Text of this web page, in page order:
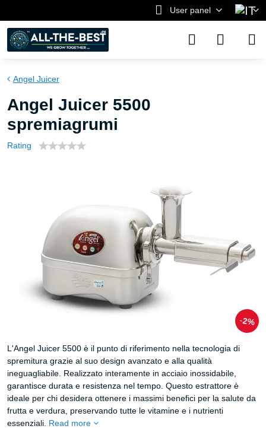
User panel
2%
Angel Juicer
Angel Juicer 5500
spremiagrumi
Rating
L'Angel Juicer 5500 è il punto di riferimento nella tecnologia di
spremitura grazie al suo design avanzato e alla qualità
ineguagliabile. Realizzato interamente in acciaio inossidabile,
garantisce durata e resistenza nel tempo. Questo estrattore è
ideale per chi desidera ottenere i massimi benefici per la salute da
frutta e verdura, preservando tutte le vitamine e i nutrienti
essenziali. Read more